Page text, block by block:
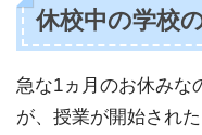
休校中の学校
急な1ヵ月のお休みな
が、授業が開始され